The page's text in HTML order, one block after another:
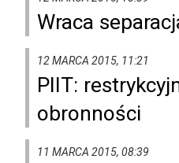
Wraca
12 MARCA 2015, 11:21
PIIT:
obronności
11 MARCA 2015, 08:39